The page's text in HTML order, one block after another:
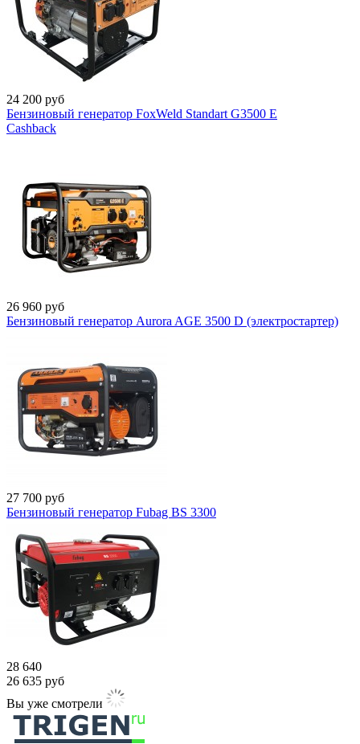
24 200 руб
Бензиновый генератор FoxWeld Standart G3500 E
Cashback
26 960 руб
Бензиновый генератор Aurora AGE 3500 D (электростартер)
27 700 руб
Бензиновый генератор Fubag BS 3300
28 640
26 635 руб
Вы уже смотрели